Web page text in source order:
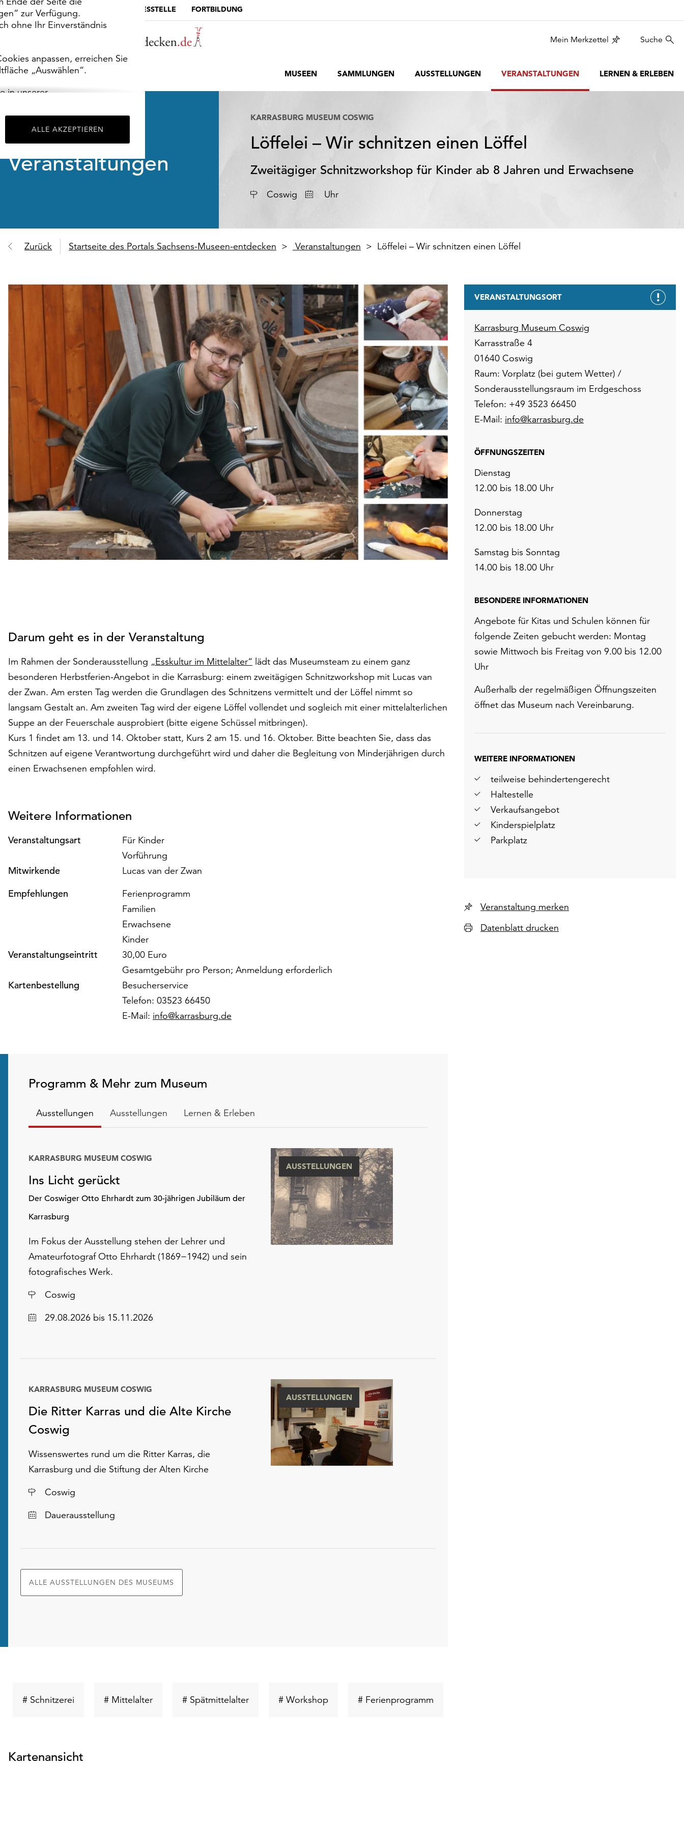
zur Verfügung.
ohne Ihr Einverständnis
anpassen, erreichen Sie
„Auswählen“.
in unserer
ALLE AKZEPTIEREN
MUSEUMSPORTAL DIE LANDESSTELLE FORTBILDUNG
Mein Merkzettel Suche
MUSEEN SAMMLUNGEN AUSSTELLUNGEN VERANSTALTUNGEN LERNEN & ERLEBEN
Veranstaltungen
KARRASBURG MUSEUM COSWIG
Löffelei – Wir schnitzen einen Löffel
Zweitägiger Schnitzworkshop für Kinder ab 8 Jahren und Erwachsene
Coswig DatumUhr
Zurück Startseite des Portals Sachsens-Museen-entdecken Veranstaltungen Löffelei – Wir schnitzen einen Löffel
Darum geht es in der Veranstaltung
Im Rahmen der Sonderausstellung „Esskultur im Mittelalter“ lädt das Museumsteam zu einem ganz
besonderen Herbstferien-Angebot in die Karrasburg: einem zweitägigen Schnitzworkshop mit Lucas van
der Zwan. Am ersten Tag werden die Grundlagen des Schnitzens vermittelt und der Löffel nimmt so
langsam Gestalt an. Am zweiten Tag wird der eigene Löffel vollendet und sogleich mit einer mittelalterlichen
Suppe an der Feuerschale ausprobiert (bitte eigene Schüssel mitbringen).
Kurs 1 findet am 13. und 14. Oktober statt, Kurs 2 am 15. und 16. Oktober. Bitte beachten Sie, dass das
Schnitzen auf eigene Verantwortung durchgeführt wird und daher die Begleitung von Minderjährigen durch
einen Erwachsenen empfohlen wird.
Weitere Informationen
Veranstaltungsart
Für Kinder
Vorführung
Mitwirkende
Lucas van der Zwan
Empfehlungen
Ferienprogramm
Familien
Erwachsene
Kinder
Veranstaltungseintritt
30,00 Euro
Gesamtgebühr pro Person; Anmeldung erforderlich
Kartenbestellung
Besucherservice
Telefon: 03523 66450
E-Mail: info@karrasburg.de
Programm & Mehr zum Museum
Ausstellungen Ausstellungen Lernen & Erleben
Ins Licht gerückt
Der Coswiger Otto Ehrhardt zum 30-jährigen Jubiläum der
Karrasburg
KARRASBURG MUSEUM COSWIG
Im Fokus der Ausstellung stehen der Lehrer und
Amateurfotograf Otto Ehrhardt (1869−1942) und sein
fotografisches Werk.
Ort
Coswig
Datum29.08.2026 bis 15.11.2026
AUSSTELLUNGEN
Die Ritter Karras und die Alte Kirche
Coswig
KARRASBURG MUSEUM COSWIG
Wissenswertes rund um die Ritter Karras, die
Karrasburg und die Stiftung der Alten Kirche
Ort
Coswig
Datum
Dauerausstellung
AUSSTELLUNGEN
ALLE AUSSTELLUNGEN DES MUSEUMS
# Schnitzerei Schlüsselwort# MittelalterSchlüsselwort# SpätmittelalterSchlüsselwort# WorkshopSchlüsselwort# Ferienprogramm
Kartenansicht
VERANSTALTUNGSORT
Karrasburg Museum Coswig
Karrasstraße 4
01640 Coswig
Raum: Vorplatz (bei gutem Wetter) /
Sonderausstellungsraum im Erdgeschoss
Telefon: +49 3523 66450
E-Mail: info@karrasburg.de
ÖFFNUNGSZEITEN
Dienstag
12.00 bis 18.00 Uhr
Donnerstag
12.00 bis 18.00 Uhr
Samstag bis Sonntag
14.00 bis 18.00 Uhr
BESONDERE INFORMATIONEN
Angebote für Kitas und Schulen können für
folgende Zeiten gebucht werden: Montag
sowie Mittwoch bis Freitag von 9.00 bis 12.00
Uhr
Außerhalb der regelmäßigen Öffnungszeiten
öffnet das Museum nach Vereinbarung.
WEITERE INFORMATIONEN
teilweise behindertengerecht
Haltestelle
Verkaufsangebot
Kinderspielplatz
Parkplatz
Veranstaltung merken
Datenblatt drucken